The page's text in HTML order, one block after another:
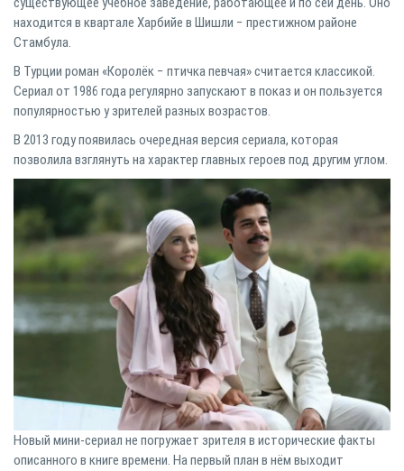
находится в квартале Харбийе в Шишли − престижном районе
Стамбула.
В Турции роман «Королёк − птичка певчая» считается классикой.
Сериал от 1986 года регулярно запускают в показ и он пользуется
популярностью у зрителей разных возрастов.
В 2013 году появилась очередная версия сериала, которая
позволила взглянуть на характер главных героев под другим углом.
Новый мини-сериал не погружает зрителя в исторические факты
описанного в книге времени. На первый план в нём выходит